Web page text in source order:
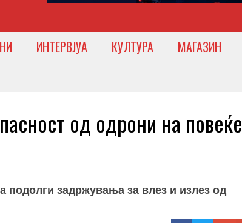
ИНТЕРВЈУА КУЛТУРА МАГАЗИН
од одрони на повеќе
подолги задржувања за влез и излез од